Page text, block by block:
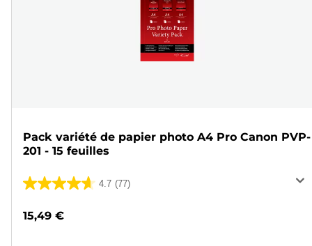
Pack variété de papier photo A4 Pro Canon PVP-
201 - 15 feuilles
4.7 (77)
4.7
15,49 €